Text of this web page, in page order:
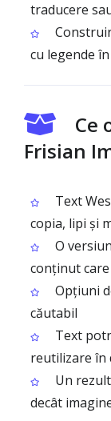
traducere
cu legende
Ce
Frisian
Text
copia, lipi și
O
conținut
Opțiuni
căutabil
Text
reutilizare în
Un
decât